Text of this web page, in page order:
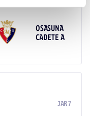
OSASUNA
CADETE A
JAR 7